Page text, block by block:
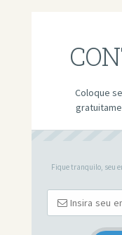
Coloque
Fique tranquilo, seu